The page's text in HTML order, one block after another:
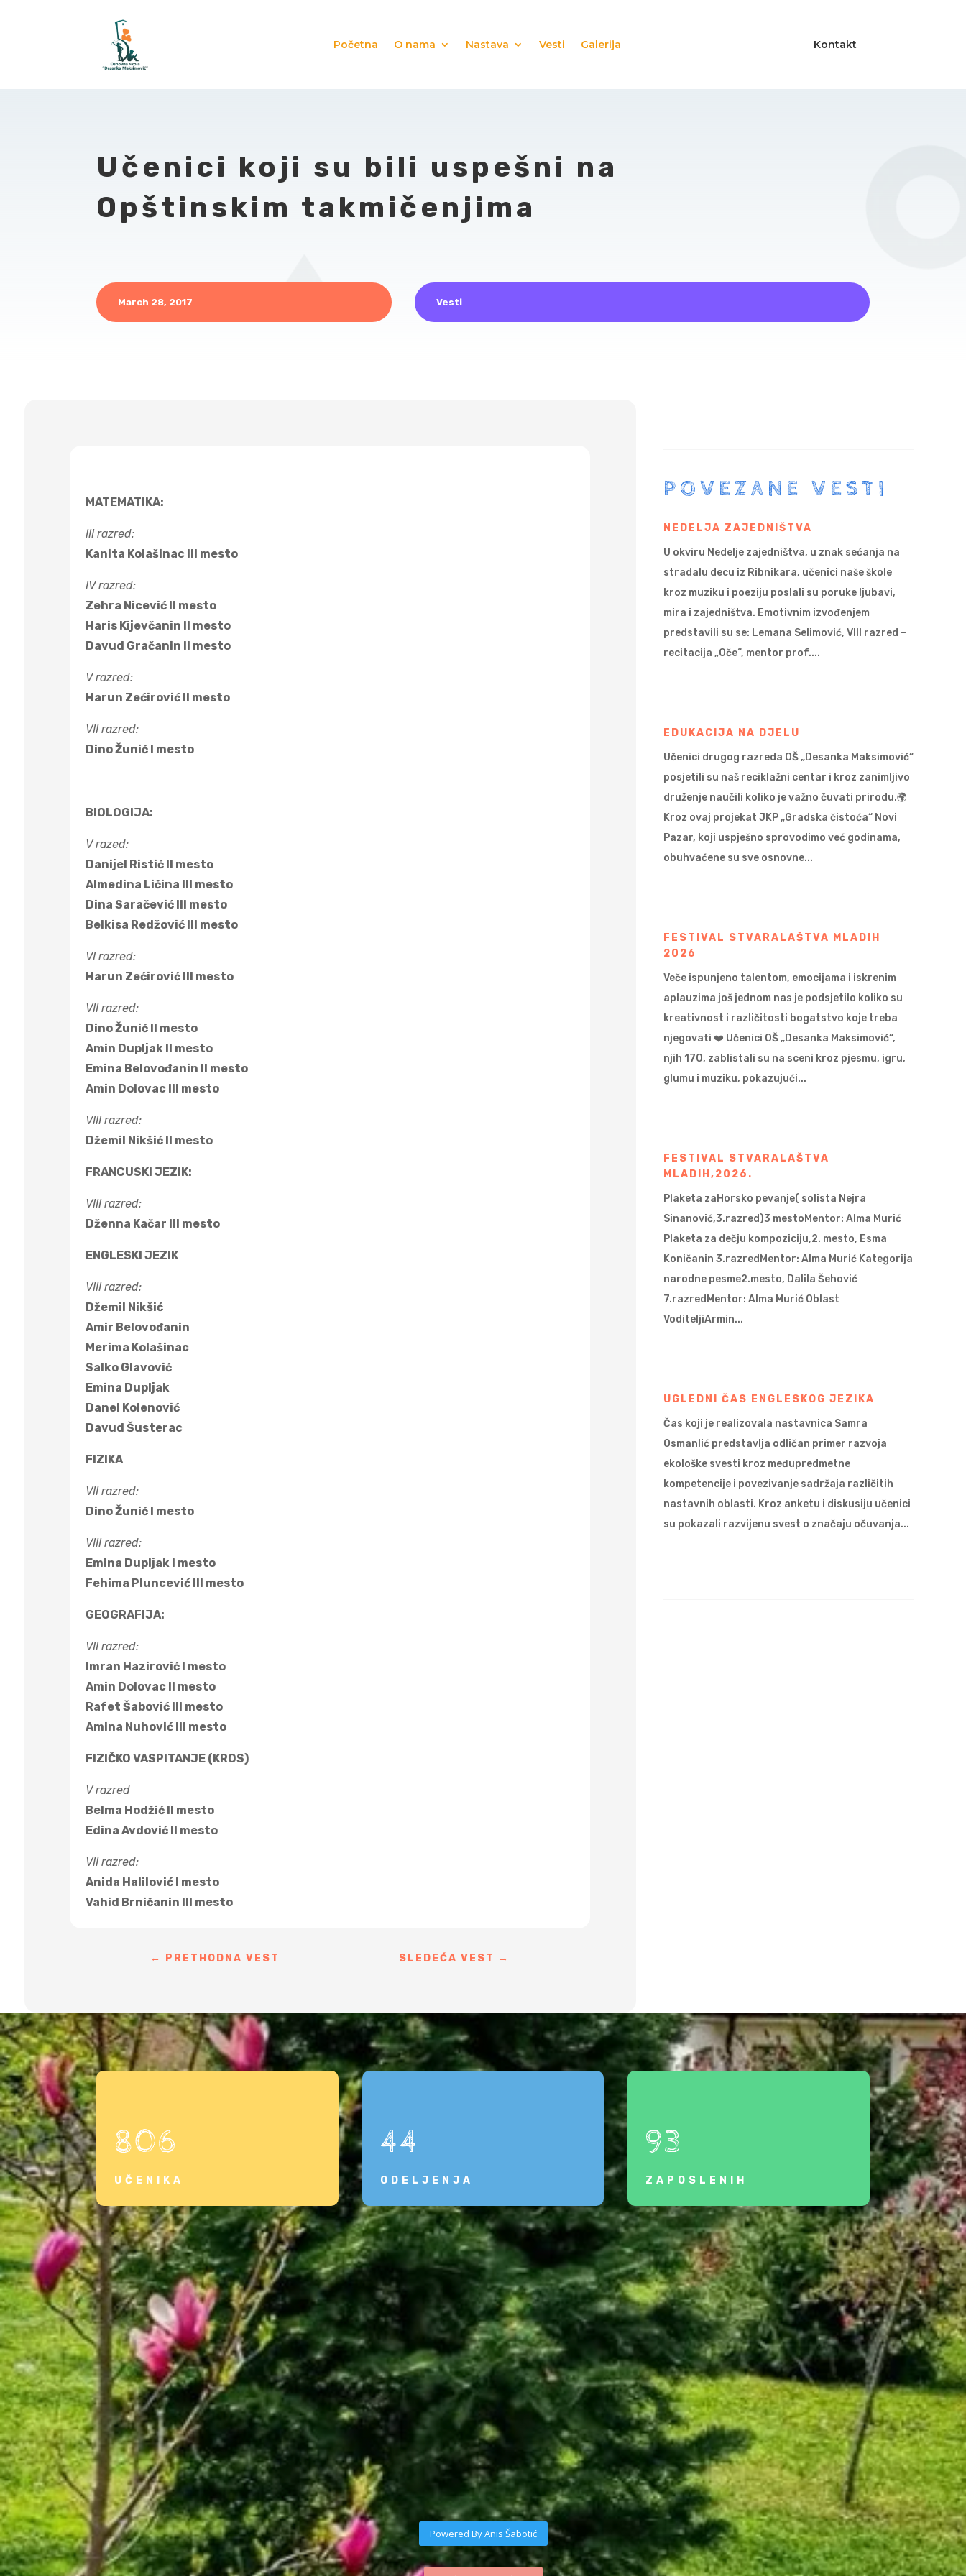
Početna O nama Nastava Vesti Galerija Kontakt
Učenici koji su bili uspešni na
Opštinskim takmičenjima
March 28, 2017 Vesti
MATEMATIKA:
III razred:
Kanita Kolašinac III mesto
IV razred:
Zehra Nicević II mesto
Haris Kijevčanin II mesto
Davud Gračanin II mesto
V razred:
Harun Zećirović II mesto
VII razred:
Dino Žunić I mesto
BIOLOGIJA:
V razed:
Danijel Ristić II mesto
Almedina Ličina III mesto
Dina Saračević III mesto
Belkisa Redžović III mesto
VI razred:
Harun Zećirović III mesto
VII razred:
Dino Žunić II mesto
Amin Dupljak II mesto
Emina Belovođanin II mesto
Amin Dolovac III mesto
VIII razred:
Džemil Nikšić II mesto
FRANCUSKI JEZIK:
VIII razred:
Dženna Kačar III mesto
ENGLESKI JEZIK
VIII razred:
Džemil Nikšić
Amir Belovođanin
Merima Kolašinac
Salko Glavović
Emina Dupljak
Danel Kolenović
Davud Šusterac
FIZIKA
VII razred:
Dino Žunić I mesto
VIII razred:
Emina Dupljak I mesto
Fehima Pluncević III mesto
GEOGRAFIJA:
VII razred:
Imran Hazirović I mesto
Amin Dolovac II mesto
Rafet Šabović III mesto
Amina Nuhović III mesto
FIZIČKO VASPITANJE (KROS)
V razred
Belma Hodžić II mesto
Edina Avdović II mesto
VII razred:
Anida Halilović I mesto
Vahid Brničanin III mesto
← PRETHODNA VEST SLEDEĆA VEST →
POVEZANE VESTI
NEDELJA ZAJEDNIŠTVA
U okviru Nedelje zajedništva, u znak sećanja na
stradalu decu iz Ribnikara, učenici naše škole
kroz muziku i poeziju poslali su poruke ljubavi,
mira i zajedništva. Emotivnim izvođenjem
predstavili su se: Lemana Selimović, VIII razred –
recitacija „Oče“, mentor prof....
EDUKACIJA NA DJELU
Učenici drugog razreda OŠ „Desanka Maksimović“
posjetili su naš reciklažni centar i kroz zanimljivo
druženje naučili koliko je važno čuvati prirodu.🌍
Kroz ovaj projekat JKP „Gradska čistoća“ Novi
Pazar, koji uspješno sprovodimo već godinama,
obuhvaćene su sve osnovne...
FESTIVAL STVARALAŠTVA MLADIH
2026
Veče ispunjeno talentom, emocijama i iskrenim
aplauzima još jednom nas je podsjetilo koliko su
kreativnost i različitosti bogatstvo koje treba
njegovati ❤️ Učenici OŠ „Desanka Maksimović“,
njih 170, zablistali su na sceni kroz pjesmu, igru,
glumu i muziku, pokazujući...
FESTIVAL STVARALAŠTVA
MLADIH,2026.
Plaketa zaHorsko pevanje( solista Nejra
Sinanović,3.razred)3 mestoMentor: Alma Murić
Plaketa za dečju kompoziciju,2. mesto, Esma
Koničanin 3.razredMentor: Alma Murić Kategorija
narodne pesme2.mesto, Dalila Šehović
7.razredMentor: Alma Murić Oblast
VoditeljiArmin...
UGLEDNI ČAS ENGLESKOG JEZIKA
Čas koji je realizovala nastavnica Samra
Osmanlić predstavlja odličan primer razvoja
ekološke svesti kroz međupredmetne
kompetencije i povezivanje sadržaja različitih
nastavnih oblasti. Kroz anketu i diskusiju učenici
su pokazali razvijenu svest o značaju očuvanja...
806
UČENIKA
44
ODELJENJA
93
ZAPOSLENIH
Powered By Anis Šabotić